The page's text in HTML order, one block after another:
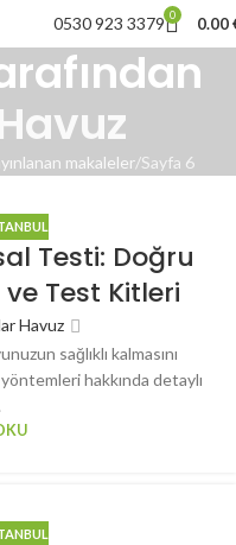
0530 923 3379 0 0.00
makaleler Sayfa 6
Testi: Doğru
Test Kitleri
Havuz
sağlıklı kalmasını
hakkında detaylı